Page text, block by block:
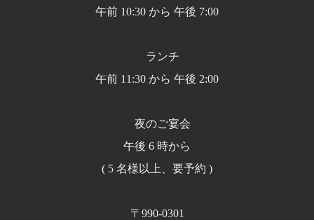
午前 10:30 から 午後 7:00
ランチ
午前 11:30 から 午後 2:00
夜のご宴会
午後 6 時から
( 5 名様以上、要予約 )
〒990-0301